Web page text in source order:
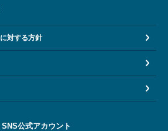
対する方針
SNS公式アカウント